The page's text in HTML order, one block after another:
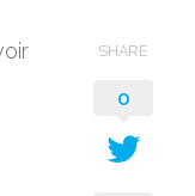
SHARE
0